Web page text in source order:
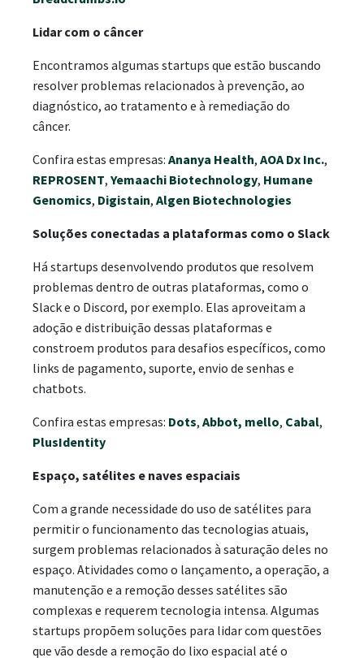
Lidar com o câncer
Encontramos algumas startups que estão buscando
resolver problemas relacionados à prevenção, ao
diagnóstico, ao tratamento e à remediação do
câncer.
Confira estas empresas: Ananya Health, AOA Dx Inc.,
REPROSENT, Yemaachi Biotechnology, Humane
Genomics, Digistain, Algen Biotechnologies
Soluções conectadas a plataformas como o Slack
Há startups desenvolvendo produtos que resolvem
problemas dentro de outras plataformas, como o
Slack e o Discord, por exemplo. Elas aproveitam a
adoção e distribuição dessas plataformas e
constroem produtos para desafios específicos, como
links de pagamento, suporte, envio de senhas e
chatbots.
Confira estas empresas: Dots, Abbot, mello, Cabal,
PlusIdentity
Espaço, satélites e naves espaciais
Com a grande necessidade do uso de satélites para
permitir o funcionamento das tecnologias atuais,
surgem problemas relacionados à saturação deles no
espaço. Atividades como o lançamento, a operação, a
manutenção e a remoção desses satélites são
complexas e requerem tecnologia intensa. Algumas
startups propõem soluções para lidar com questões
que vão desde a remoção do lixo espacial até o